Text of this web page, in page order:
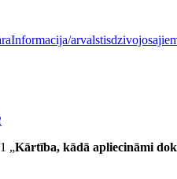
„Kārtība, kādā apliecināmi